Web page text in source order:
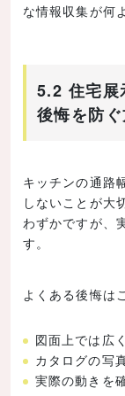
な情報収集が何
5.2 住宅展
後悔を防
キッチンの通路
しないことが大
わずかですが、
す。
よくある後悔は
図面上では広
カタログの写
実際の動きを